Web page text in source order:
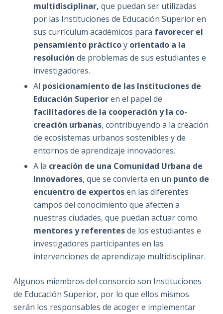
multidisciplinar, que puedan ser utilizadas
por las Instituciones de Educación Superior en
sus currículum académicos para favorecer el
pensamiento prácticoyorientado a la
resolución de problemas de sus estudiantes e
investigadores.
Al posicionamiento de las Instituciones de
Educación Superioren el papel de
facilitadores de la cooperación y la co-
creación urbanas, contribuyendo a la creación
de ecosistemas urbanos sostenibles y de
entornos de aprendizaje innovadores.
A la creación de una Comunidad Urbana de
Innovadores, que se convierta en un punto de
encuentro de expertosen las diferentes
campos del conocimiento que afecten a
nuestras ciudades, que puedan actuar como
mentores y referentesde los estudiantes e
investigadores participantes en las
intervenciones de aprendizaje multidisciplinar.
Algunos miembros del consorcio son Instituciones
de Educación Superior, por lo que ellos mismos
serán los responsables de acoger e implementar